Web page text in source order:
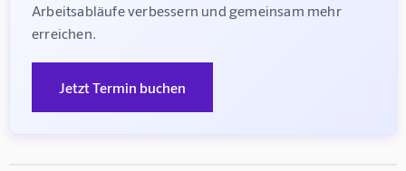
Arbeitsabläufe verbessern und gemeinsam mehr
erreichen.
Jetzt Termin buchen